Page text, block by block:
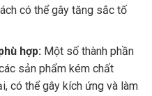
có thể gây tăng sắc tố
hợp: Một số thành phần
sản phẩm kém chất
có thể gây kích ứng và làm